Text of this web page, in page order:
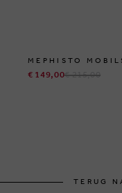
MEPHISTO
€ 149,00€ 215,00
TERUG